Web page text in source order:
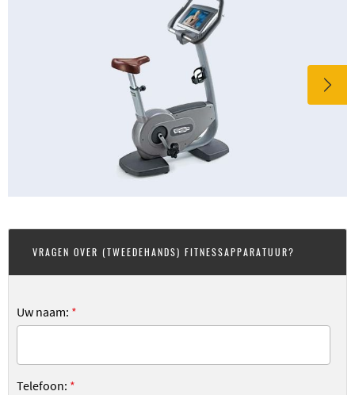
VRAGEN OVER (TWEEDEHANDS) FITNESSAPPARATUUR?
Uw naam: *
Telefoon: *